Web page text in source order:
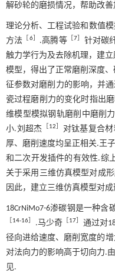
解砂轮的磨损情况，帮助改
理论分析、工程试验和数值
方法
6］ .高腾等［7
针对碳
触力学行为及去除机理，建
模型，得出了正常磨削深度
征参数对磨削力的影响，并
瓷过程磨削力的变化时指出
维模型模拟钢轨磨削中磨削
小.刘超杰
12
对钛基复合
厚、磨削速度均呈正相关.王
和二次开发插件的有效性.综
关于采用三维仿真模型对成
因此，建立三维仿真模型对
18CrNiMo7-6渗碳钢是一种
14-16 .马少奇 17
通过对
径向进给速度、磨削宽度的
对法向力的影响高于切向力.
见.